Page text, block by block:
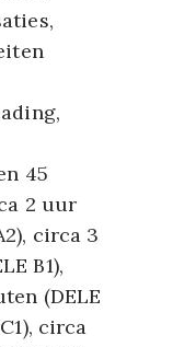
45
2 uur
circa 3
B1),
(DELE
circa